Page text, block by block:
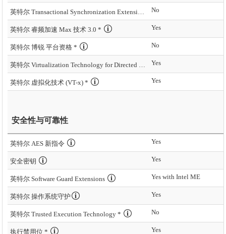
英特尔 Transactional Synchronization Extensions – New Instructions (英特尔 TSX-NI) No
英特尔 睿频加速 Max 技术 3.0 * Yes
英特尔 博锐 平台资格 * No
英特尔 Virtualization Technology for Directed I/O (VT-d) * Yes
英特尔 虚拟化技术 (VT-x) * Yes
安全性与可靠性
英特尔 AES 新指令 Yes
安全密钥 Yes
英特尔 Software Guard Extensions Yes with Intel ME
英特尔 操作系统守护 Yes
英特尔 Trusted Execution Technology * No
执行禁用位 * Yes